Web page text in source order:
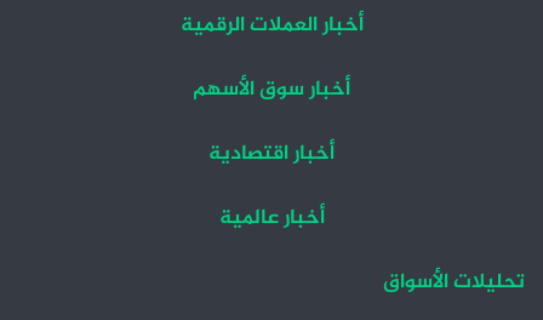
أخبار العملات الرقمية
أخبار سوق الأسهم
أخبار اقتصادية
أخبار عالمية
تحليلات الأسواق